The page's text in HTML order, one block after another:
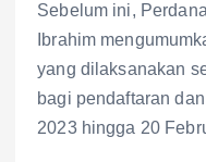
Sebelum ini,
Ibrahim
yang dilaksanakan
bagi pendaftaran
2023 hingga 20